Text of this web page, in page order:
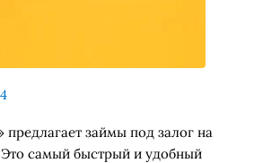
займы под залог на
самый быстрый и удобный